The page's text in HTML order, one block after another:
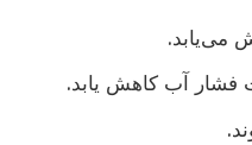
می‌یابد.
فشار آب کاهش یابد.